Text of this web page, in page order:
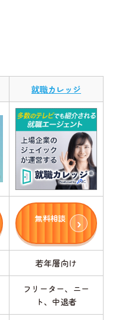
就職カレッジ
無料相談
若年層向け
フリーター、ニー
ト、中退者